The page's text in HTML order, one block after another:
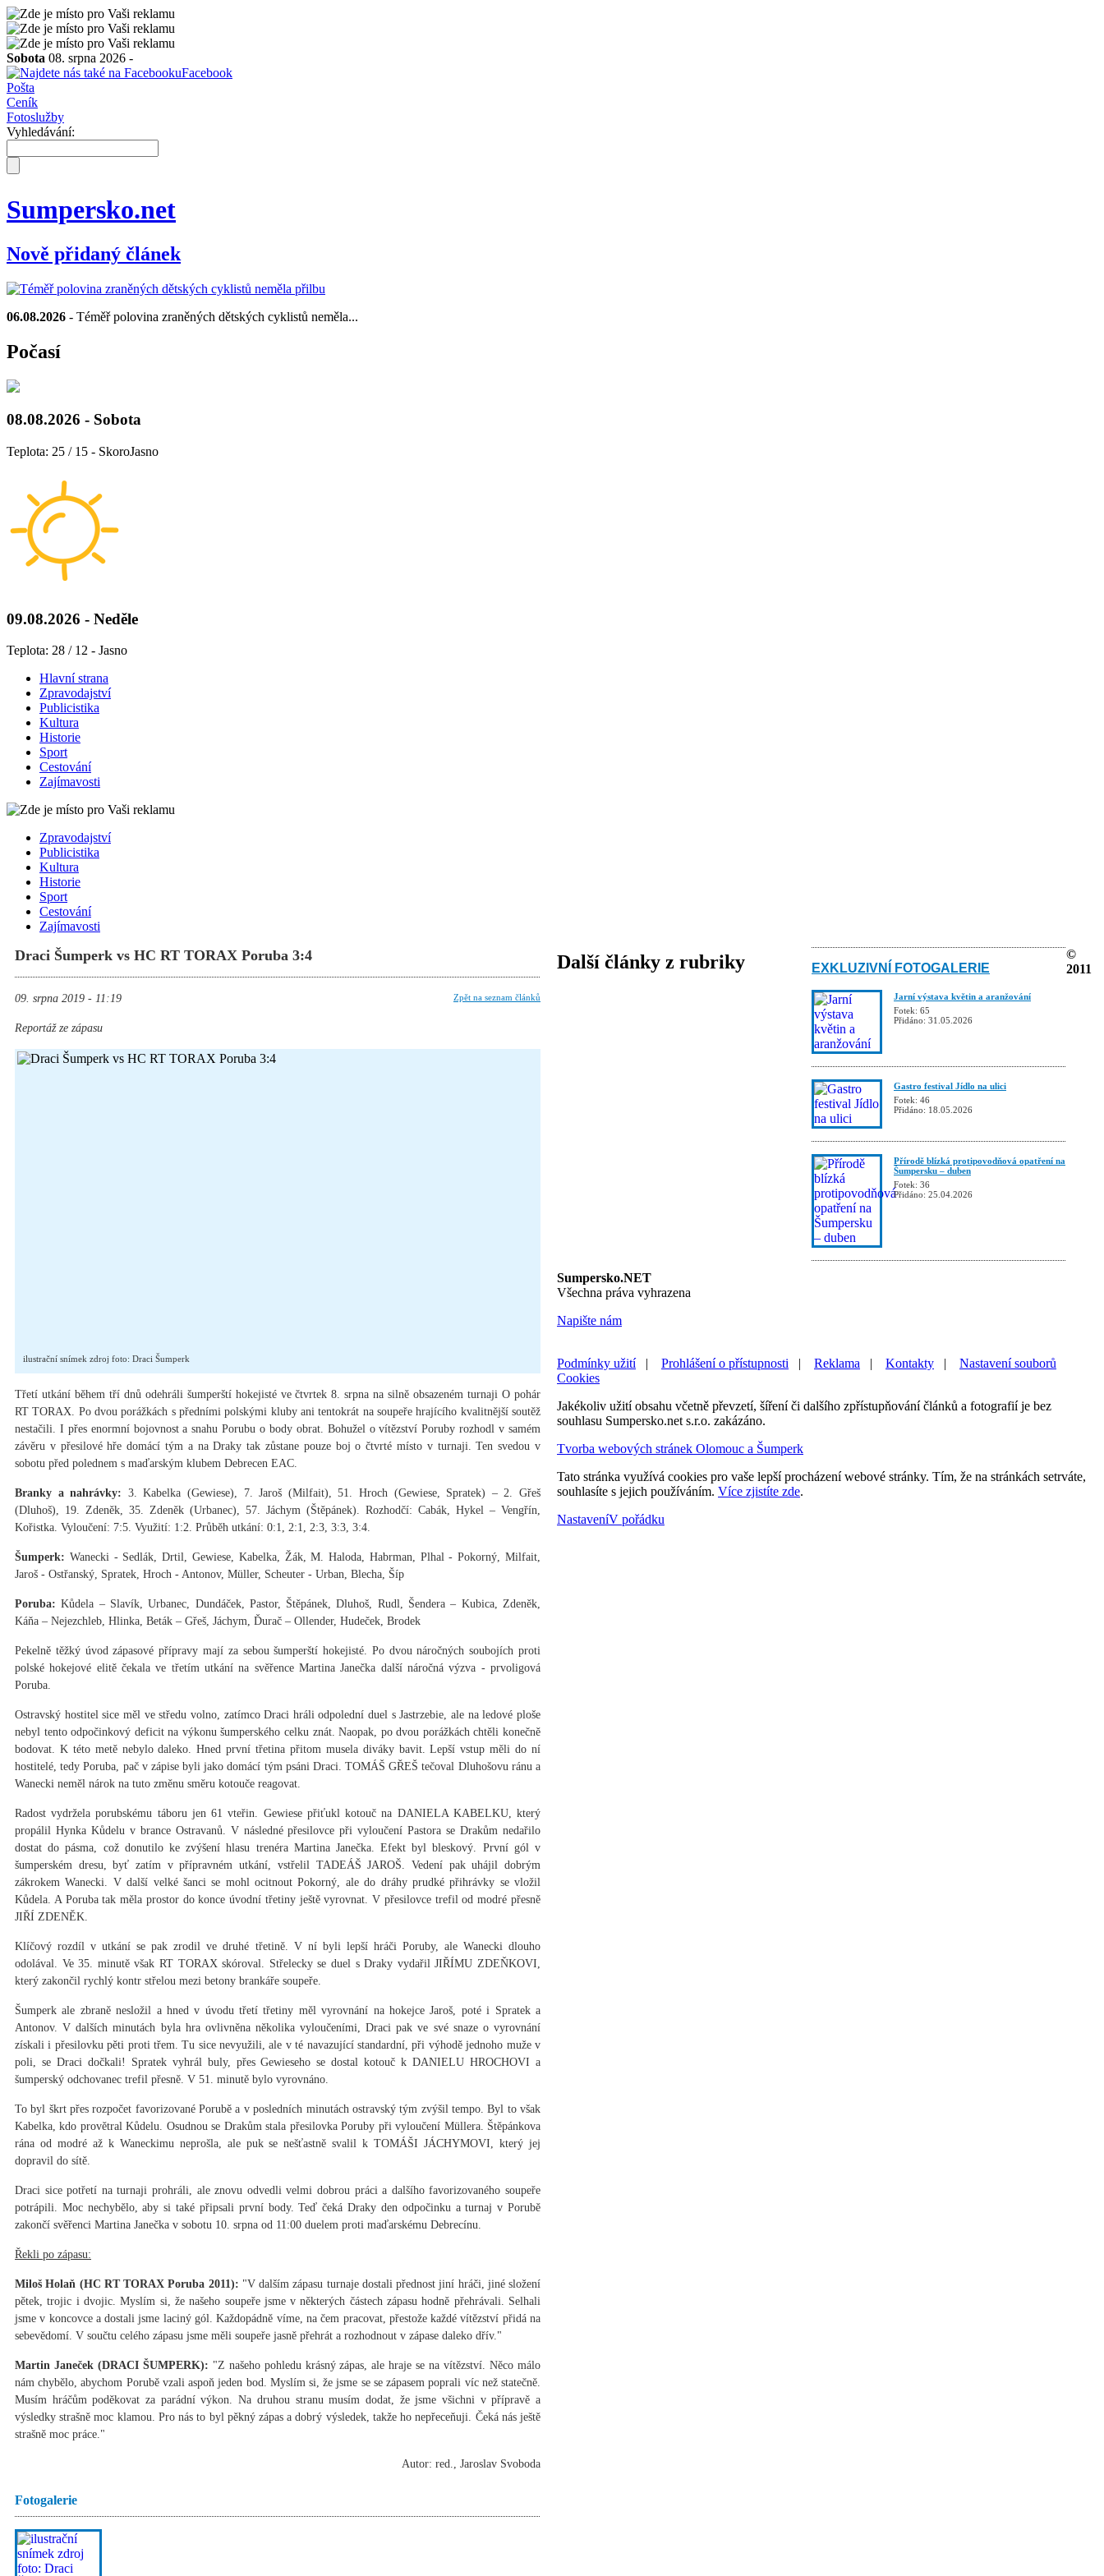
Sobota 08. srpna 2026 -
Facebook
Pošta
Ceník
Fotoslužby
Vyhledávání:
Sumpersko.net
Nově přidaný článek
06.08.2026 - Téměř polovina zraněných dětských cyklistů neměla...
Počasí
08.08.2026 - Sobota
Teplota: 25 / 15 - SkoroJasno
09.08.2026 - Neděle
Teplota: 28 / 12 - Jasno
Hlavní strana
Zpravodajství
Publicistika
Kultura
Historie
Sport
Cestování
Zajímavosti
Zpravodajství
Publicistika
Kultura
Historie
Sport
Cestování
Zajímavosti
Draci Šumperk vs HC RT TORAX Poruba 3:4
09. srpna 2019 - 11:19 Zpět na seznam článků
Reportáž ze zápasu
ilustrační snímek zdroj foto: Draci Šumperk
Třetí utkání během tří dnů odehráli šumperští hokejisté ve čtvrtek 8. srpna na silně obsazeném turnaji O pohár
RT TORAX. Po dvou porážkách s předními polskými kluby ani tentokrát na soupeře hrajícího kvalitnější soutěž
nestačili. I přes enormní bojovnost a snahu Porubu o body obrat. Bohužel o vítězství Poruby rozhodl v samém
závěru v přesilové hře domácí tým a na Draky tak zůstane pouze boj o čtvrté místo v turnaji. Ten svedou v
sobotu před polednem s maďarským klubem Debrecen EAC.
Branky a nahrávky: 3. Kabelka (Gewiese), 7. Jaroš (Milfait), 51. Hroch (Gewiese, Spratek) – 2. Gřeš
(Dluhoš), 19. Zdeněk, 35. Zdeněk (Urbanec), 57. Jáchym (Štěpánek). Rozhodčí: Cabák, Hykel – Vengřín,
Kořistka. Vyloučení: 7:5. Využití: 1:2. Průběh utkání: 0:1, 2:1, 2:3, 3:3, 3:4.
Šumperk: Wanecki - Sedlák, Drtil, Gewiese, Kabelka, Žák, M. Haloda, Habrman, Plhal - Pokorný, Milfait,
Jaroš - Ostřanský, Spratek, Hroch - Antonov, Müller, Scheuter - Urban, Blecha, Šíp
Poruba: Kůdela – Slavík, Urbanec, Dundáček, Pastor, Štěpánek, Dluhoš, Rudl, Šendera – Kubica, Zdeněk,
Káňa – Nejezchleb, Hlinka, Beták – Gřeš, Jáchym, Ďurač – Ollender, Hudeček, Brodek
Pekelně těžký úvod zápasové přípravy mají za sebou šumperští hokejisté. Po dvou náročných soubojích proti
polské hokejové elitě čekala ve třetím utkání na svěřence Martina Janečka další náročná výzva - prvoligová
Poruba.
Ostravský hostitel sice měl ve středu volno, zatímco Draci hráli odpolední duel s Jastrzebie, ale na ledové ploše
nebyl tento odpočinkový deficit na výkonu šumperského celku znát. Naopak, po dvou porážkách chtěli konečně
bodovat. K této metě nebylo daleko. Hned první třetina přitom musela diváky bavit. Lepší vstup měli do ní
hostitelé, tedy Poruba, pač v zápise byli jako domácí tým psáni Draci. TOMÁŠ GŘEŠ tečoval Dluhošovu ránu a
Wanecki neměl nárok na tuto změnu směru kotouče reagovat.
Radost vydržela porubskému táboru jen 61 vteřin. Gewiese přiťukl kotouč na DANIELA KABELKU, který
propálil Hynka Kůdelu v brance Ostravanů. V následné přesilovce při vyloučení Pastora se Drakům nedařilo
dostat do pásma, což donutilo ke zvýšení hlasu trenéra Martina Janečka. Efekt byl bleskový. První gól v
šumperském dresu, byť zatím v přípravném utkání, vstřelil TADEÁŠ JAROŠ. Vedení pak uhájil dobrým
zákrokem Wanecki. V další velké šanci se mohl ocitnout Pokorný, ale do dráhy prudké přihrávky se vložil
Kůdela. A Poruba tak měla prostor do konce úvodní třetiny ještě vyrovnat. V přesilovce trefil od modré přesně
JIŘÍ ZDENĚK.
Klíčový rozdíl v utkání se pak zrodil ve druhé třetině. V ní byli lepší hráči Poruby, ale Wanecki dlouho
odolával. Ve 35. minutě však RT TORAX skóroval. Střelecky se duel s Draky vydařil JIŘÍMU ZDEŇKOVI,
který zakončil rychlý kontr střelou mezi betony brankáře soupeře.
Šumperk ale zbraně nesložil a hned v úvodu třetí třetiny měl vyrovnání na hokejce Jaroš, poté i Spratek a
Antonov. V dalších minutách byla hra ovlivněna několika vyloučeními, Draci pak ve své snaze o vyrovnání
získali i přesilovku pěti proti třem. Tu sice nevyužili, ale v té navazující standardní, při výhodě jednoho muže v
poli, se Draci dočkali! Spratek vyhrál buly, přes Gewieseho se dostal kotouč k DANIELU HROCHOVI a
šumperský odchovanec trefil přesně. V 51. minutě bylo vyrovnáno.
To byl škrt přes rozpočet favorizované Porubě a v posledních minutách ostravský tým zvýšil tempo. Byl to však
Kabelka, kdo provětral Kůdelu. Osudnou se Drakům stala přesilovka Poruby při vyloučení Müllera. Štěpánkova
rána od modré až k Waneckimu neprošla, ale puk se nešťastně svalil k TOMÁŠI JÁCHYMOVI, který jej
dopravil do sítě.
Draci sice potřetí na turnaji prohráli, ale znovu odvedli velmi dobrou práci a dalšího favorizovaného soupeře
potrápili. Moc nechybělo, aby si také připsali první body. Teď čeká Draky den odpočinku a turnaj v Porubě
zakončí svěřenci Martina Janečka v sobotu 10. srpna od 11:00 duelem proti maďarskému Debrecínu.
Řekli po zápasu:
Miloš Holaň (HC RT TORAX Poruba 2011): "V dalším zápasu turnaje dostali přednost jiní hráči, jiné složení
pětek, trojic i dvojic. Myslím si, že našeho soupeře jsme v některých částech zápasu hodně přehrávali. Selhali
jsme v koncovce a dostali jsme laciný gól. Každopádně víme, na čem pracovat, přestože každé vítězství přidá na
sebevědomí. V součtu celého zápasu jsme měli soupeře jasně přehrát a rozhodnout v zápase daleko dřív."
Martin Janeček (DRACI ŠUMPERK): "Z našeho pohledu krásný zápas, ale hraje se na vítězství. Něco málo
nám chybělo, abychom Porubě vzali aspoň jeden bod. Myslím si, že jsme se se zápasem poprali víc než statečně.
Musím hráčům poděkovat za parádní výkon. Na druhou stranu musím dodat, že jsme všichni v přípravě a
výsledky strašně moc klamou. Pro nás to byl pěkný zápas a dobrý výsledek, takže ho nepřeceňuji. Čeká nás ještě
strašně moc práce."
Autor: red., Jaroslav Svoboda
Fotogalerie
Další články z rubriky EXKLUZIVNÍ FOTOGALERIE
Jarní výstava květin a aranžování
Fotek: 65
Přidáno: 31.05.2026
Gastro festival Jídlo na ulici
Fotek: 46
Přidáno: 18.05.2026
Přírodě blízká protipovodňová opatření na
Šumpersku – duben
Fotek: 36
Přidáno: 25.04.2026
©
2011
Sumpersko.NET
Všechna práva vyhrazena
Napište nám
Podmínky užití Prohlášení o přístupnosti Reklama Kontakty
Nastavení souborů
Cookies
Jakékoliv užití obsahu včetně převzetí, šíření či dalšího zpřístupňování článků a fotografií je bez
souhlasu Sumpersko.net s.r.o. zakázáno.
Tvorba webových stránek Olomouc a Šumperk
Tato stránka využívá cookies pro vaše lepší procházení webové stránky. Tím, že na stránkách setrváte,
souhlasíte s jejich používáním. Více zjistíte zde.
NastaveníV pořádku